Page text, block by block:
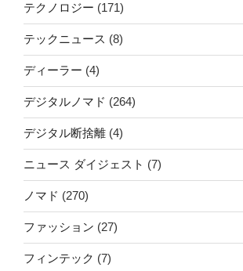
テクノロジー (171)
テックニュース (8)
ディーラー (4)
デジタルノマド (264)
デジタル断捨離 (4)
ニュース ダイジェスト (7)
ノマド (270)
ファッション (27)
フィンテック (7)